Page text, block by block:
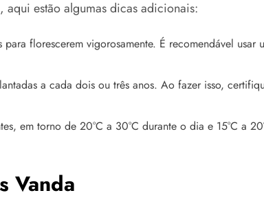
aqui estão algumas dicas adicionais:
florescerem vigorosamente. É recomendável
a cada dois ou três anos. Ao fazer isso,
em torno de 20°C a 30°C durante o dia e 15°C a
Vanda